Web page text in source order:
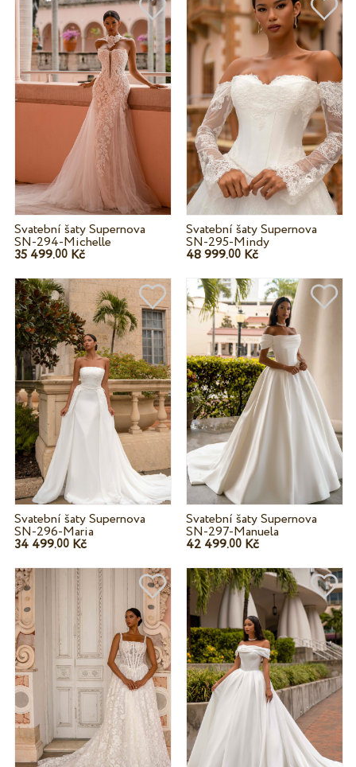
Svatební šaty Supernova
SN-294-Michelle
35 499.00Kč
Svatební šaty Supernova
SN-295-Mindy
48 999.00 Kč
Svatební šaty Supernova
SN-296-Maria
34 499.00Kč
Svatební šaty Supernova
SN-297-Manuela
42 499.00 Kč